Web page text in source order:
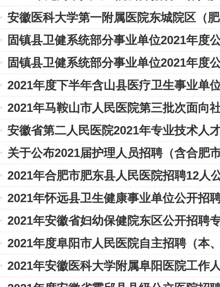
安徽医科大学第一附属医院东城院区（
院）2021年公开招聘公告
固镇县卫健系统部分事业单位2021年度
人员公告
固镇县卫健系统部分事业单位2021年度
人员公告
2021年度下半年含山县医疗卫生事业单
作人员公告
2021年马鞍山市人民医院第三批次面向
专业技术人员公告
安徽省第二人民医院2021年专业技术人
位面试延期公告
关于公布2021届护理人员招聘（含合肥
院）入围分数线的通知
2021年合肥市肥东县人民医院招聘12人
2021年怀远县卫生健康事业单位公开招
告
2021年安徽省妇幼保健院东区公开招聘
公告
2021年度阜阳市人民医院自主招聘（本
人员公告
2021年安徽医科大学附属阜阳医院工作